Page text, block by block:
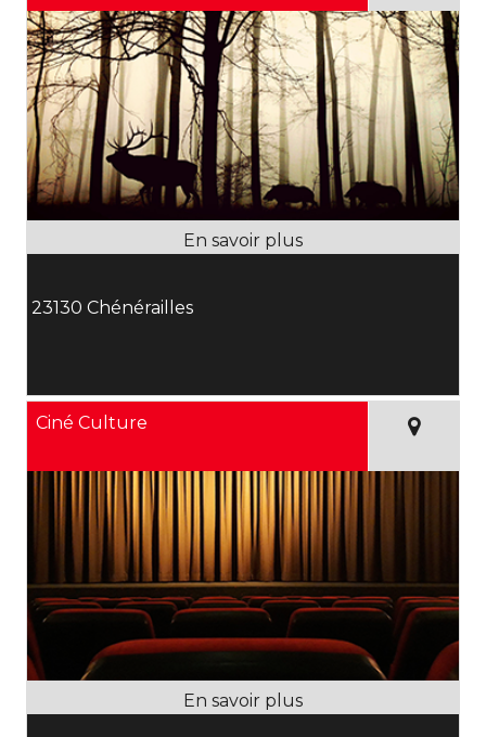
23130 Chénérailles
Ciné Culture